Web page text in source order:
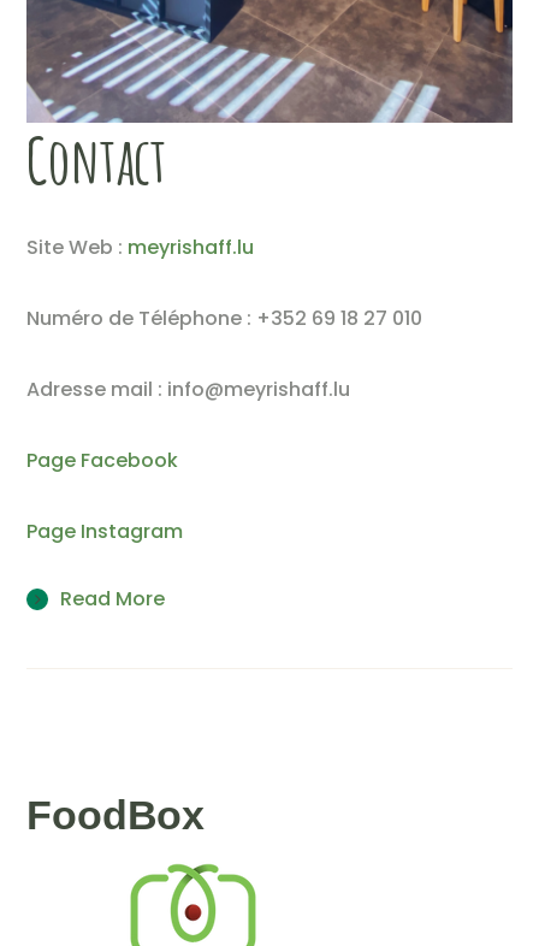
Contact
Site Web : meyrishaff.lu
Numéro de Téléphone : +352 69 18 27 010
Adresse mail : info@meyrishaff.lu
Page Facebook
Page Instagram
Read More
FoodBox